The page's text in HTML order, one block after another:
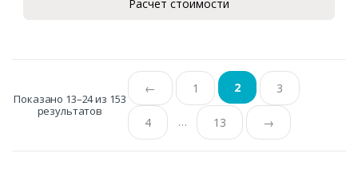
Расчет стоимости
Показано 13–24 из 153
результатов
← 1 2 3
4 … 13 →